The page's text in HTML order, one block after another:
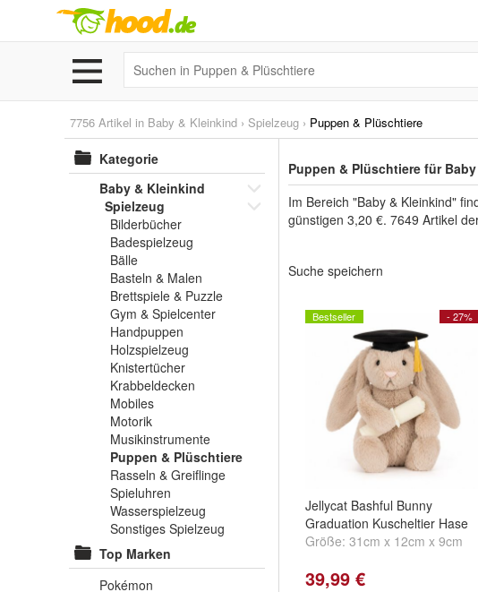
7756 Artikel in Baby & Kleinkind › Spielzeug › Puppen & Plüschtiere
Kategorie
Baby & Kleinkind
Spielzeug
Bilderbücher
Badespielzeug
Bälle
Basteln & Malen
Brettspiele & Puzzle
Gym & Spielcenter
Handpuppen
Holzspielzeug
Knistertücher
Krabbeldecken
Mobiles
Motorik
Musikinstrumente
Puppen & Plüschtiere
Rasseln & Greiflinge
Spieluhren
Wasserspielzeug
Sonstiges Spielzeug
Top Marken
Pokémon
Puppen & Plüschtiere für
Im Bereich "Baby & Kleinkind"
günstigen 3,20 €. 7649 Artikel
Suche speichern
- 27%
Bestseller
Jellycat Bashful Bunny
Graduation Kuscheltier Hase
Größe: 31cm x 12cm x 9cm
39,99 €